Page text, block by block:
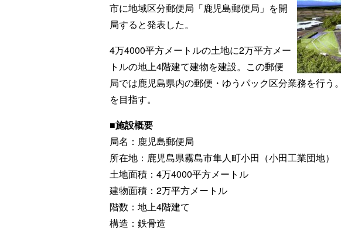
市に地域区分郵便局「鹿児島郵便局」を開
局すると発表した。
4万4000平方メートルの土地に2万平方メー
トルの地上4階建て建物を建設。この郵便
局では鹿児島県内の郵便・ゆうパック区分業務を行う
を目指す。
■施設概要
局名：鹿児島郵便局
所在地：鹿児島県霧島市隼人町小田（小田工業団地）
土地面積：4万4000平方メートル
建物面積：2万平方メートル
階数：地上4階建て
構造：鉄骨造